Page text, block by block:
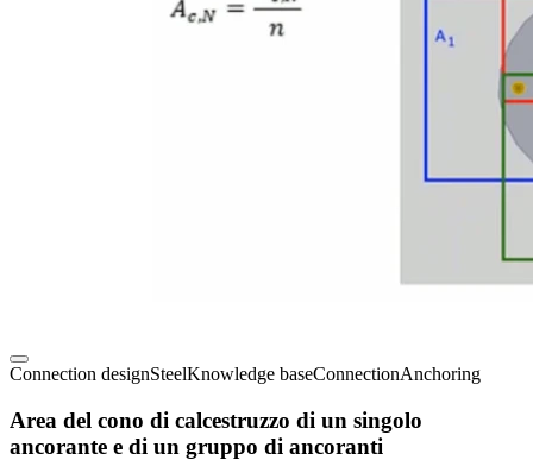
Connection designSteelKnowledge baseConnectionAnchoring
Area del cono di calcestruzzo di un singolo
ancorante e di un gruppo di ancoranti